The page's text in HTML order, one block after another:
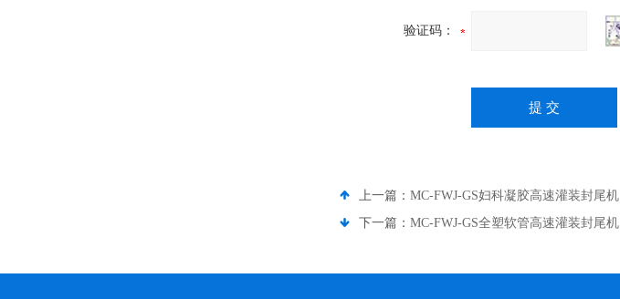
验证码：
上一篇： MC-FWJ-GS妇科凝胶高速灌装封尾机
下一篇： MC-FWJ-GS全塑软管高速灌装封尾机